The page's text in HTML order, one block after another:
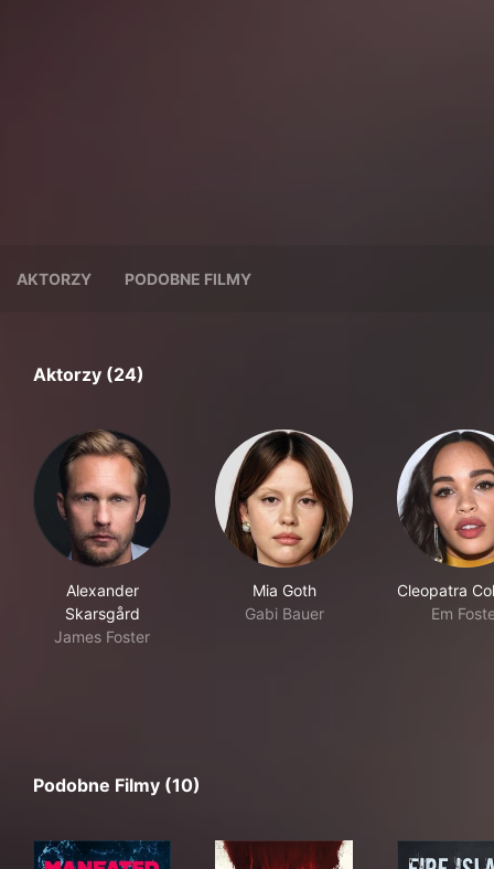
AKTORZY PODOBNE FILMY
Aktorzy (24)
Alexander
Skarsgård
James Foster
Mia Goth
Gabi Bauer
Cleopatra
Em
Podobne Filmy (10)